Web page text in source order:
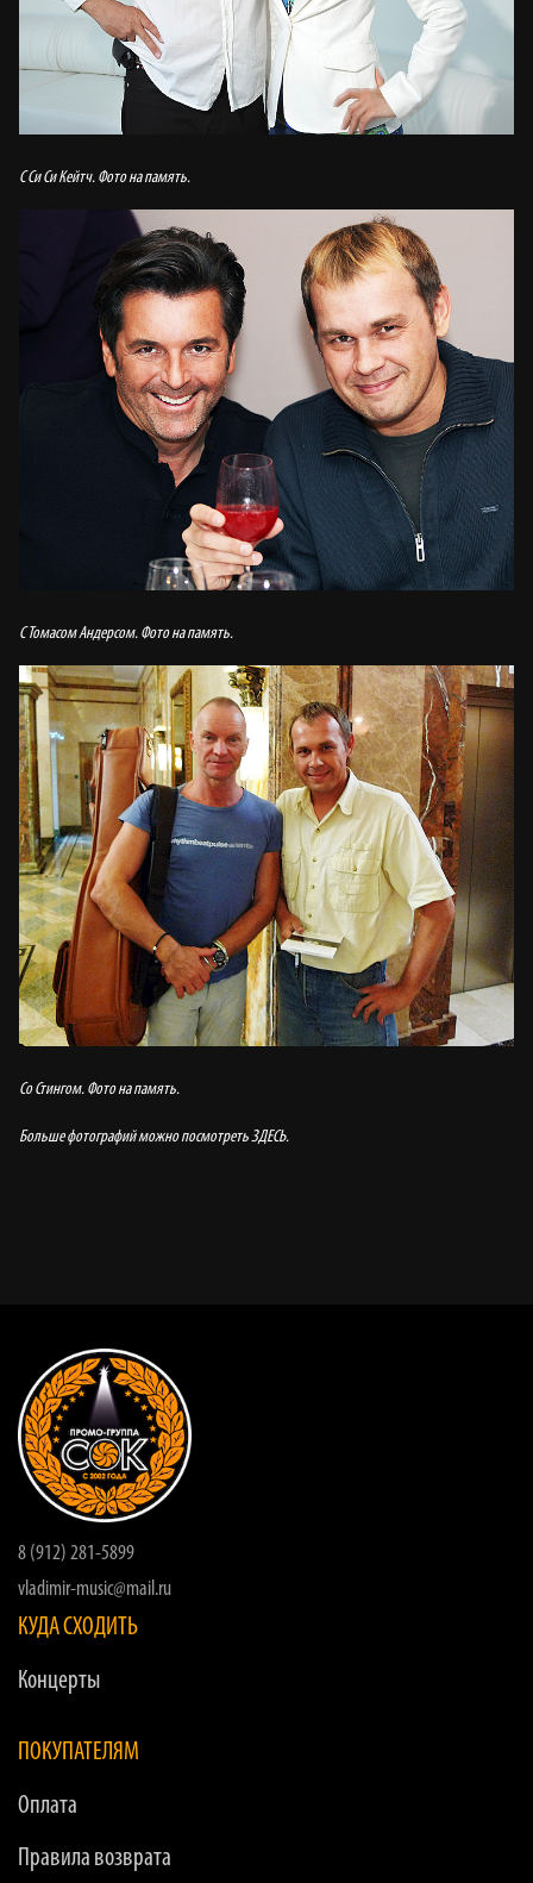
С Си Си Кейтч. Фото на память.
С Томасом Андерсом. Фото на память.
Со Стингом. Фото на память.
Больше фотографий можно посмотретьЗДЕСЬ.
8 (912) 281-5899
vladimir-music@mail.ru
КУДА СХОДИТЬ
Концерты
ПОКУПАТЕЛЯМ
Оплата
Правила возврата